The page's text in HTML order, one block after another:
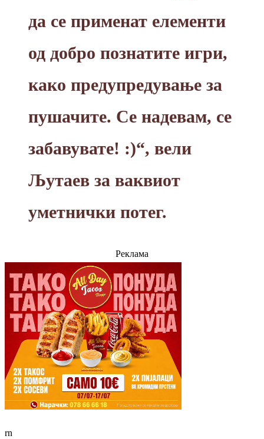
да се применат елементи
од добро познатите игри,
како предупредување за
пушачите. Се надевам, се
забавувате! :)“, вели
Љутаев за ваквиот
уметнички потег.
Реклама
rn